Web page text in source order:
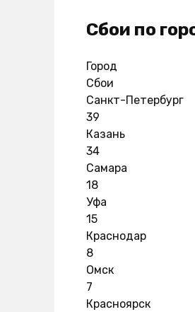
Сбои по
Город
Сбои
Санкт-Петербург
39
Казань
34
Самара
18
Уфа
15
Краснодар
8
Омск
7
Красноярск